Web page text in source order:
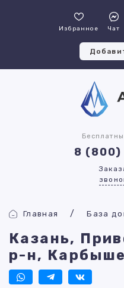
Избранное Чат
8 (800)
Главная База
Казань,
р-н,